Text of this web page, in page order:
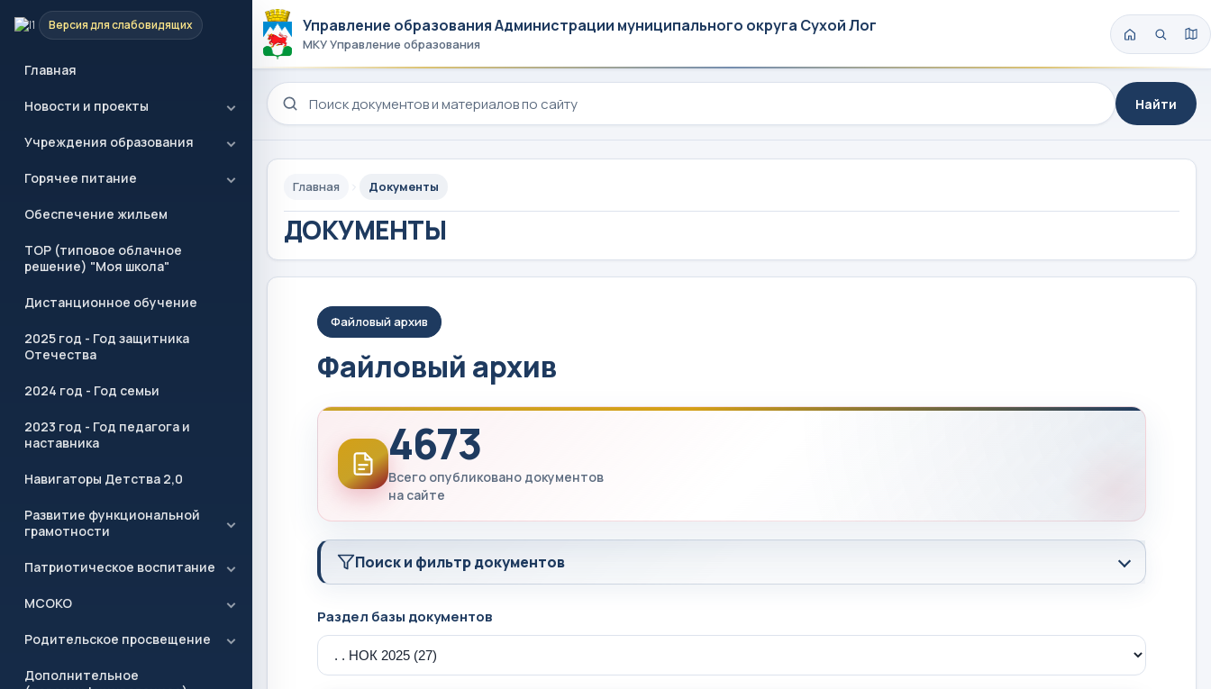
Версия для слабовидящих
Главная
Новости и проекты
Учреждения образования
Горячее питание
Обеспечение жильем
ТОР (типовое облачное
решение) "Моя школа"
Дистанционное обучение
2025 год - Год защитника
Отечества
2024 год - Год семьи
2023 год - Год педагога и
наставника
Навигаторы Детства 2,0
Развитие функциональной
грамотности
Патриотическое воспитание
МСОКО
Родительское просвещение
Дополнительное
Управление образования Администрации муниципального округа Сухой Лог
МКУ Управление образования
Поиск по сайту
Найти
Главная Документы
ДОКУМЕНТЫ
Файловый архив
Файловый архив
4673
Всего опубликовано документов
на сайте
Поиск и фильтр документов
Раздел базы документов